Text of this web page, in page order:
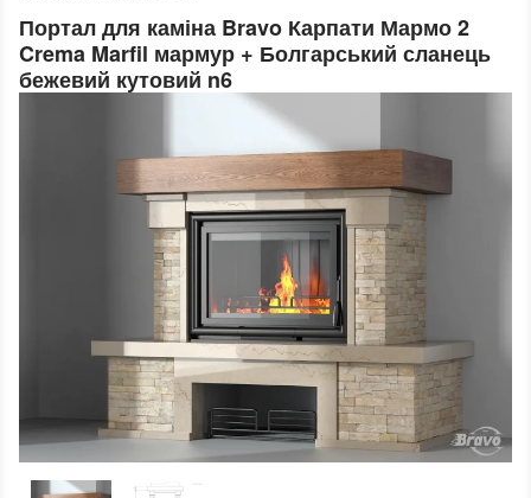
Портал для каміна Bravo Карпати Мармо 2
Crema Marfil мармур + Болгарський сланець
бежевий кутовий n6